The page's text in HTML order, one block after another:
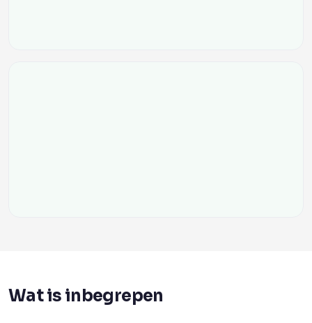
Wat is inbegrepen